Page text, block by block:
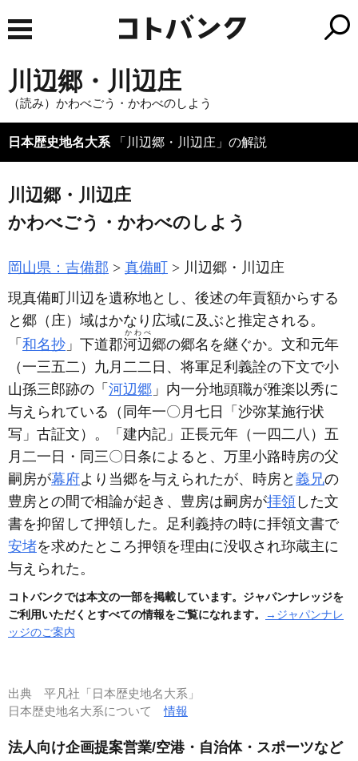
川辺郷・川辺庄
（読み）かわべごう・かわべのしよう
日本歴史地名大系 「川辺郷・川辺庄」の解説
川辺郷・川辺庄
かわべごう・かわべのしよう
岡山県：吉備郡 真備町
川辺郷・川辺庄
現真備町川辺を遺称地とし、後述の年貢額からする
と郷 （庄） 域はかなり広域に及ぶと推定される。
「 和名抄 」下道郡河辺
かわべ
郷の郷名を継ぐか。文和元年
（一三五二） 九月二二日、将軍足利義詮の下文で小
山孫三郎跡の「 河辺郷 」内一分地頭職が雅楽以秀に
与えられている （同年一〇月七日「沙弥某施行状
写」古証文） 。「建内記」正長元年 （一四二八） 五
月二一日・同三〇日条によると、万里小路時房の父
嗣房が幕府より当郷を与えられたが、時房と 義兄の
豊房との間で相論が起き、豊房は嗣房が拝領 した文
書を抑留して押領した。足利義持の時に拝領文書で
安堵を求めたところ押領を理由に没収され珎蔵主に
与えられた。
コトバンクでは本文の一部を掲載しています。ジャパンナレッジを
ご利用いただくとすべての情報をご覧になれます。
→ジャパンナレ
ッジのご案内
出典 平凡社「日本歴史地名大系」
日本歴史地名大系について情報
法人向け企画提案営業/空港・自治体・スポーツなど